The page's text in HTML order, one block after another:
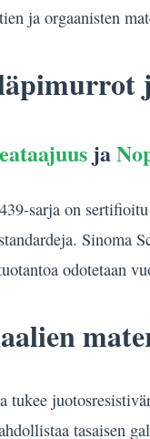
ja orgaanisten
ja
sarja on
Sinoma
odotetaan
tukee
tasaisen